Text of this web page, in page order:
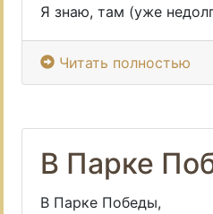
Я знаю, там (уже
Читать полностью
В Парке
В Парке Победы,